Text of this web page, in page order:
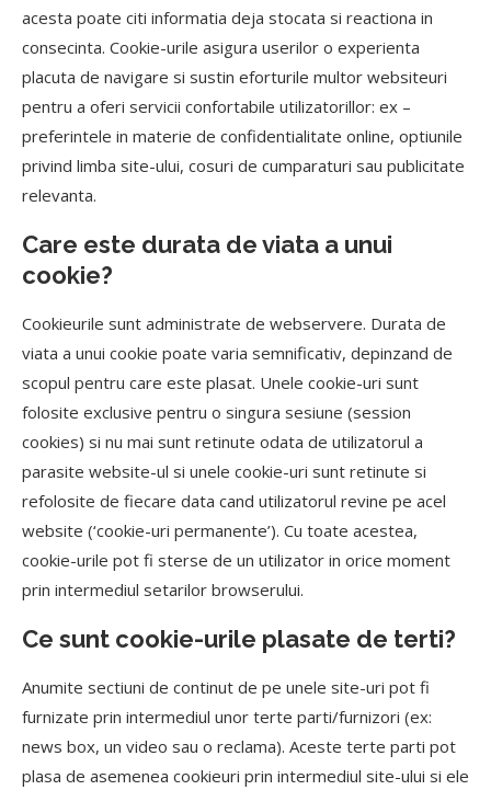
acesta poate citi informatia deja stocata si reactiona in
consecinta. Cookie-urile asigura userilor o experienta
placuta de navigare si sustin eforturile multor websiteuri
pentru a oferi servicii confortabile utilizatorillor: ex –
preferintele in materie de confidentialitate online, optiunile
privind limba site-ului, cosuri de cumparaturi sau publicitate
relevanta.
Care este durata de viata a unui
cookie?
Cookieurile sunt administrate de webservere. Durata de
viata a unui cookie poate varia semnificativ, depinzand de
scopul pentru care este plasat. Unele cookie-uri sunt
folosite exclusive pentru o singura sesiune (session
cookies) si nu mai sunt retinute odata de utilizatorul a
parasite website-ul si unele cookie-uri sunt retinute si
refolosite de fiecare data cand utilizatorul revine pe acel
website (‘cookie-uri permanente’). Cu toate acestea,
cookie-urile pot fi sterse de un utilizator in orice moment
prin intermediul setarilor browserului.
Ce sunt cookie-urile plasate de terti?
Anumite sectiuni de continut de pe unele site-uri pot fi
furnizate prin intermediul unor terte parti/furnizori (ex:
news box, un video sau o reclama). Aceste terte parti pot
plasa de asemenea cookieuri prin intermediul site-ului si ele